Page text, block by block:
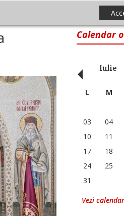
Calendar
Iulie
‹ L M
03
04
10
11
17
18
24
25
31
Vezi